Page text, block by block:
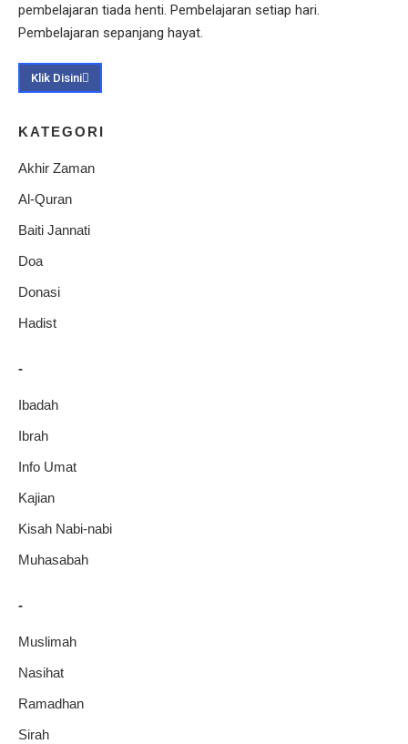
pembelajaran tiada henti. Pembelajaran setiap hari.
Pembelajaran sepanjang hayat.
Klik Disini
KATEGORI
Akhir Zaman
Al-Quran
Baiti Jannati
Doa
Donasi
Hadist
-
Ibadah
Ibrah
Info Umat
Kajian
Kisah Nabi-nabi
Muhasabah
-
Muslimah
Nasihat
Ramadhan
Sirah